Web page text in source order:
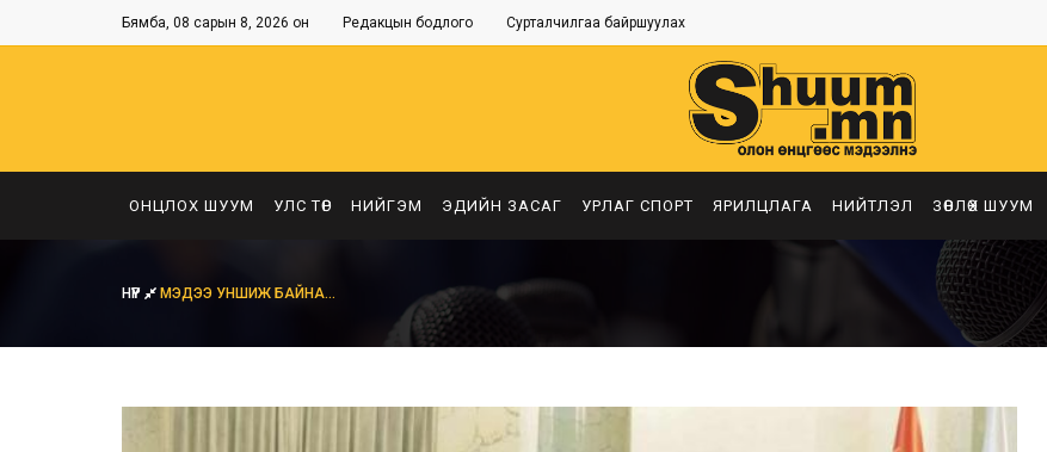
Бямба, 08 сарын 8, 2026 он Редакцын бодлого Сурталчилгаа байршуулах
ОНЦЛОХ ШУУМ УЛС ТӨР НИЙГЭМ ЭДИЙН ЗАСАГ УРЛАГ СПОРТ ЯРИЛЦЛАГА НИЙТЛЭЛ ЗӨВЛӨХ ШУУМ
НҮҮР МЭДЭЭ УНШИЖ БАЙНА...